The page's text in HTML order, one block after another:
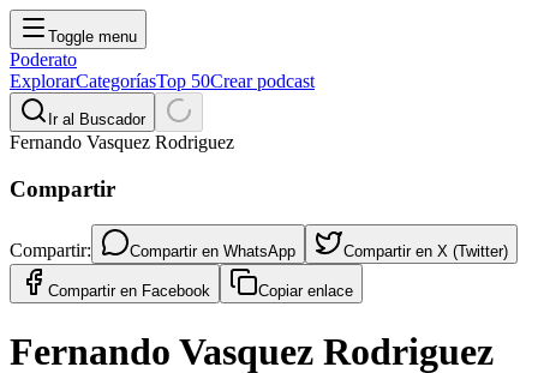
Toggle menu
Poderato
ExplorarCategoríasTop 50Crear podcast
Ir al Buscador
Fernando Vasquez Rodriguez
Compartir
Compartir: Compartir en WhatsApp Compartir en X (Twitter)
Compartir en Facebook Copiar enlace
Fernando Vasquez Rodriguez